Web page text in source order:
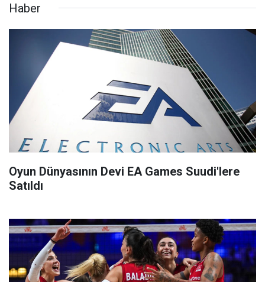
Haber
Oyun Dünyasının Devi EA Games Suudi'lere
Satıldı